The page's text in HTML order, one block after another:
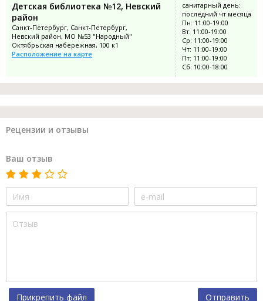
Детская библиотека №12, Невский
район
Санкт-Петербург, Санкт-Петербург,
Невский район, МО №53 "Народный"
Октябрьская набережная, 100 к1
Расположение на карте
санитарный день:
последний чт месяца
Пн: 11:00-19:00
Вт: 11:00-19:00
Ср: 11:00-19:00
Чт: 11:00-19:00
Пт: 11:00-19:00
Сб: 10:00-18:00
Рецензии и отзывы
Ваш отзыв
Прикрепить файл Отправить